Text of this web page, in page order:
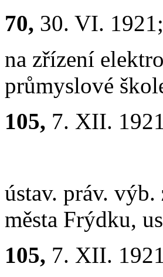
70, 30. VI.
na zřízení
průmyslové
105, 7. XII.
ústav. práv. výb.
města Frýdku,
105, 7. XII.